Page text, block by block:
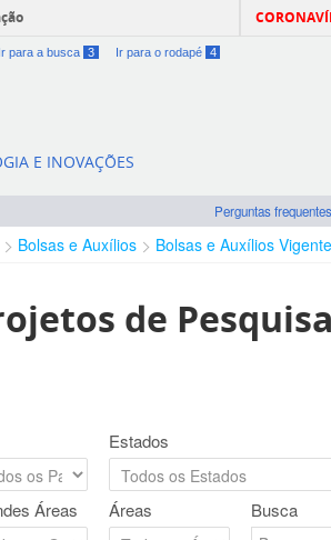
Ir para a busca 3 Ir para o rodapé 4
E INOVAÇÕES
Perguntas frequentes
Bolsas e Auxílios Bolsas e Auxílios
de Pesquisa
Estados
Áreas Áreas Busca